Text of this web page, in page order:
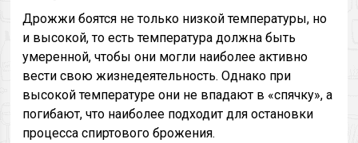
Дрожжи боятся не только низкой температуры, но
и высокой, то есть температура должна быть
умеренной, чтобы они могли наиболее активно
вести свою жизнедеятельность. Однако при
высокой температуре они не впадают в «спячку», а
погибают, что наиболее подходит для остановки
процесса спиртового брожения.